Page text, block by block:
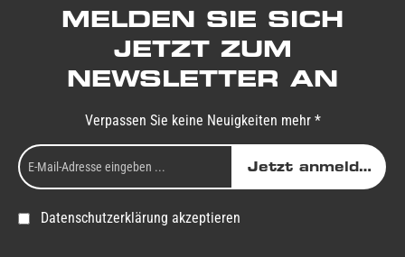
MELDEN SIE SICH
JETZT ZUM
NEWSLETTER AN
Verpassen Sie keine Neuigkeiten mehr *
Jetzt anmelden
Datenschutzerklärung akzeptieren